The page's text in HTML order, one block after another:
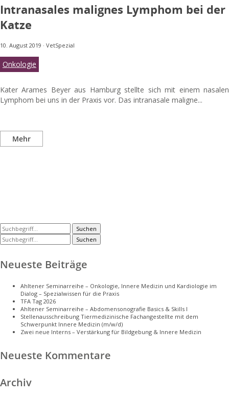
Intranasales malignes Lymphom bei der
Katze
10. August 2019 · VetSpezial
Onkologie
Kater Arames Beyer aus Hamburg stellte sich mit einem nasalen
Lymphom bei uns in der Praxis vor. Das intranasale maligne...
Mehr
Suchen
Suchen
Neueste Beiträge
Ahltener Seminarreihe – Onkologie, Innere Medizin und Kardiologie im
Dialog – Spezialwissen für die Praxis
TFA Tag 2026
Ahltener Seminarreihe – Abdomensonografie Basics & Skills I
Stellenausschreibung Tiermedizinische Fachangestellte mit dem
Schwerpunkt Innere Medizin (m/w/d)
Zwei neue Interns – Verstärkung für Bildgebung & Innere Medizin
Neueste Kommentare
Archiv